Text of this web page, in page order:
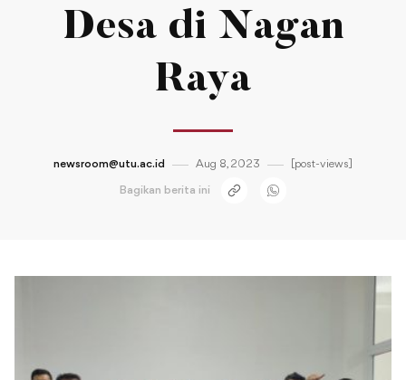
Desa di Nagan
Raya
newsroom@utu.ac.id Aug 8, 2023 [post-views]
Bagikan berita ini